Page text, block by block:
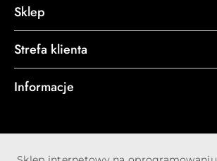
Sklep
Strefa klienta
Informacje